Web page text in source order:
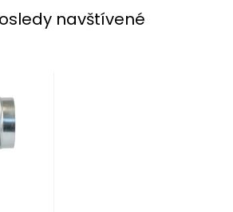
navštívené